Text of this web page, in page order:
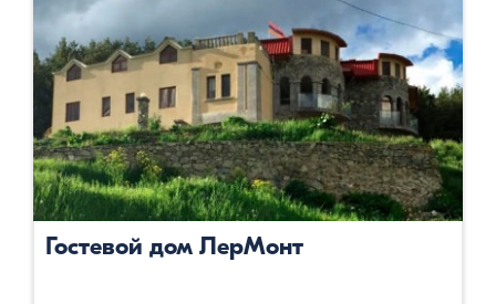
Армении. Если вы работайте на удалёнке, и вам …
Гостевой дом ЛерМонт